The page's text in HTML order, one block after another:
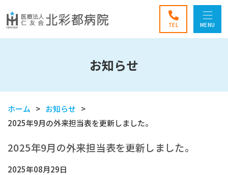
TEL MENU
お知らせ
ホーム
お知らせ
2025年9月の外来担当表を更新しました。
2025年9月の外来担当表を更新しました。
2025年08月29日